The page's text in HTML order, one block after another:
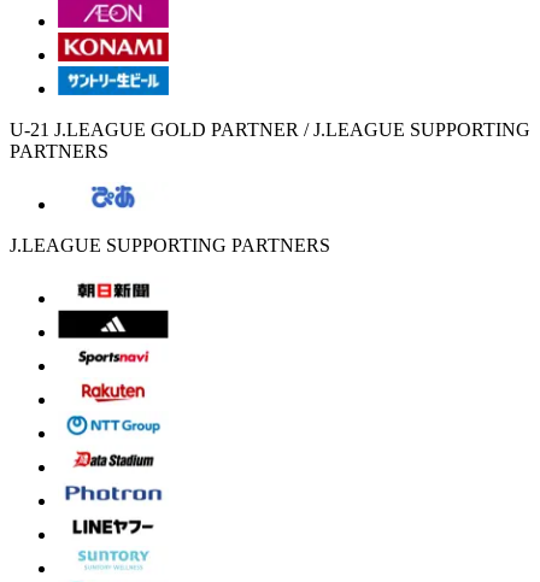
U-21 J.LEAGUE GOLD PARTNER / J.LEAGUE SUPPORTING
PARTNERS
J.LEAGUE SUPPORTING PARTNERS